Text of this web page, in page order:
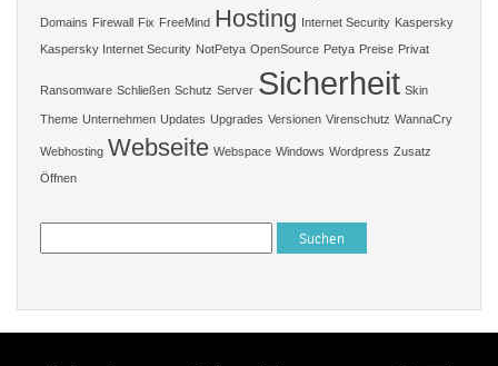
Domains Firewall Fix FreeMind Hosting Internet Security Kaspersky
Kaspersky Internet Security NotPetya OpenSource Petya Preise Privat
Ransomware Schließen Schutz Server Sicherheit Skin
Theme Unternehmen Updates Upgrades Versionen Virenschutz WannaCry
Webhosting Webseite Webspace Windows Wordpress Zusatz
Öffnen
nach: